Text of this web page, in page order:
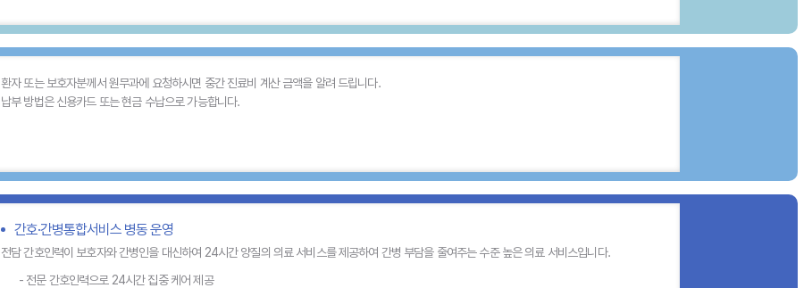
환자 또는 보호자분께서 원무과에 요청하시면 중간 진료비 계산 금액을 알려 드립니다.
납부 방법은 신용카드 또는 현금 수납으로 가능합니다.
간호·간병통합서비스 병동 운영​
전담 간호인력이 보호자와 간병인을 대신하여 24시간 양질의 의료 서비스를 제공하여 간병 부담을 줄여주는 수준 높은 의료 서비스입니다.
- 전문 간호인력으로 24시간 집중 케어 제공